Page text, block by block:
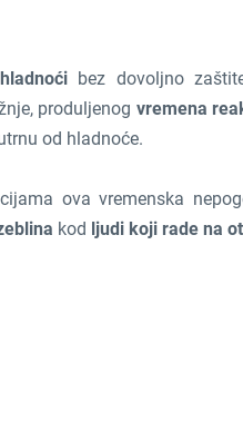
bez dovoljno
produljenog vremena
od hladnoće.
ova vremenska
kod ljudi koji rade na